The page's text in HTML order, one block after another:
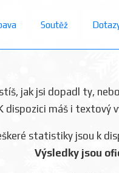
Soutěž
jak jsi dopadl ty,
dispozici máš i textový
statistiky jsou k
Výsledky jsou